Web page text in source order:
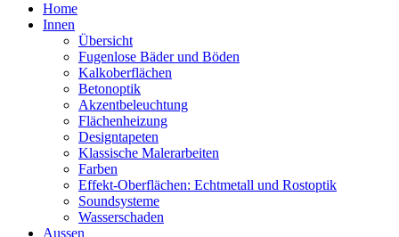
Home
Innen
Übersicht
Fugenlose Bäder und Böden
Kalkoberflächen
Betonoptik
Akzentbeleuchtung
Flächenheizung
Designtapeten
Klassische Malerarbeiten
Farben
Effekt-Oberflächen: Echtmetall und Rostoptik
Soundsysteme
Wasserschaden
Aussen